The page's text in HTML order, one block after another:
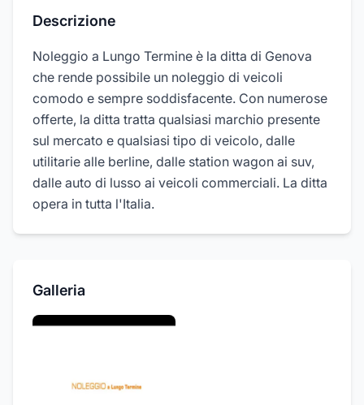
Descrizione
Noleggio a Lungo Termine è la ditta di Genova
che rende possibile un noleggio di veicoli
comodo e sempre soddisfacente. Con numerose
offerte, la ditta tratta qualsiasi marchio presente
sul mercato e qualsiasi tipo di veicolo, dalle
utilitarie alle berline, dalle station wagon ai suv,
dalle auto di lusso ai veicoli commerciali. La ditta
opera in tutta l'Italia.
Galleria